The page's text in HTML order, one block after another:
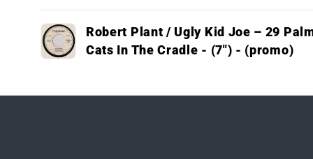
Il
tuo
carrello
Robert Plant / Ugly Kid Joe – 29
Cats In The Cradle - (7") - (promo)
in